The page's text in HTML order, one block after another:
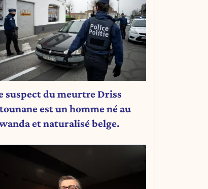
suspect du meurtre Driss
est un homme né au
et naturalisé belge.